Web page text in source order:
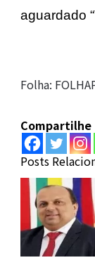
aguardado
Folha:
Compartilhe
Posts